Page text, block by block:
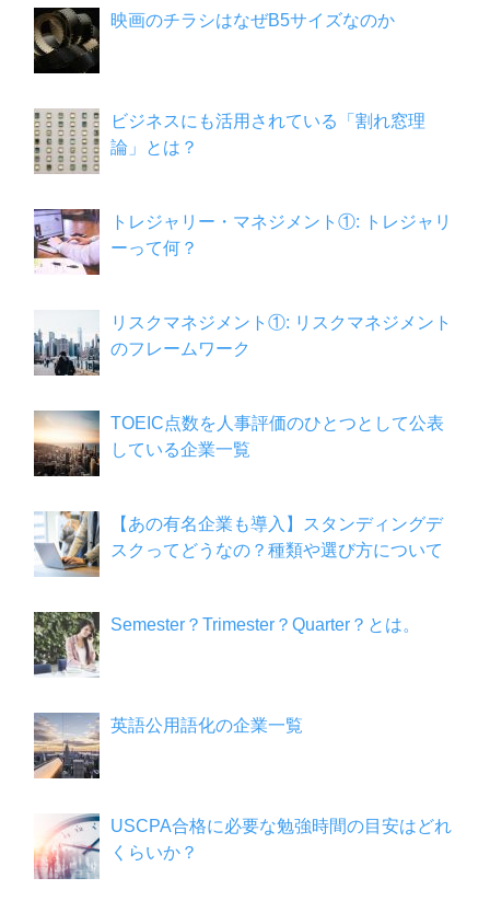
映画のチラシはなぜB5サイズなのか
ビジネスにも活用されている「割れ窓理
論」とは？
トレジャリー・マネジメント①: トレジャリ
ーって何？
リスクマネジメント①: リスクマネジメント
のフレームワーク
TOEIC点数を人事評価のひとつとして公表
している企業一覧
【あの有名企業も導入】スタンディングデ
スクってどうなの？種類や選び方について
Semester？Trimester？Quarter？とは。
英語公用語化の企業一覧
USCPA合格に必要な勉強時間の目安はどれ
くらいか？